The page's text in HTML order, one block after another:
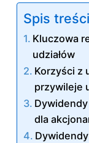
Spis treści
Kluczowa
udziałów
Korzyści z
przywileje
dla